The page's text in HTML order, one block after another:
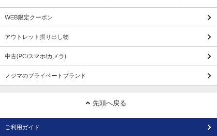
WEB限定クーポン
アウトレット掘り出し物
中古(PC/スマホ/カメラ)
ノジマのプライベートブランド
先頭へ戻る
ご利用ガイド